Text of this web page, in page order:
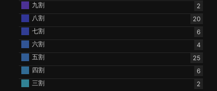
九割
2
八割
20
七割
6
六割
4
五割
25
四割
6
三割
2